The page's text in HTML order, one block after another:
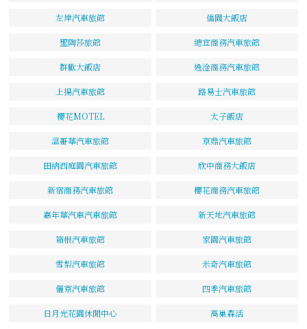
左岸汽車旅館 僑園大飯店
聖陶莎旅館 總宜商務汽車旅館
群歡大飯店 逸淦商務汽車旅館
上揚汽車旅館 路易士汽車旅館
櫻花MOTEL 太子飯店
溫哥華汽車旅館 京鼎汽車旅館
田納西庭園汽車旅館 欣中商務大飯店
新宿商務汽車旅館 櫻花商務汽車旅館
嘉年華汽車汽車旅館 新天地汽車旅館
箱根汽車旅館 家園汽車旅館
雪梨汽車旅館 米奇汽車旅館
儷京汽車旅館 四季汽車旅館
日月光花園休閒中心 高巢森活